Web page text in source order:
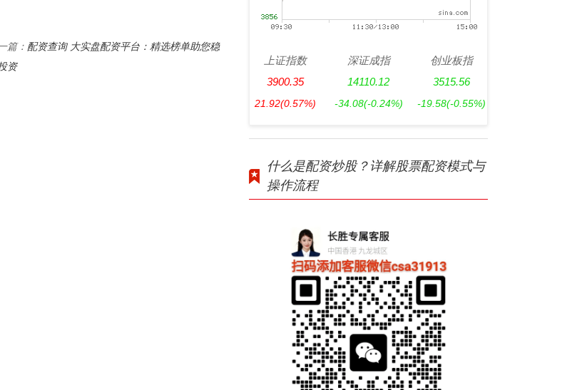
篇： 配资查询 大实盘配资平台：精选榜单助您稳
资
上证指数
3900.35
21.92(0.57%)
深证成指
14110.12
-34.08(-0.24%)
创业板指
3515.56
-19.58(-0.55%)
什么是配资炒股？详解股票配资模式与
操作流程